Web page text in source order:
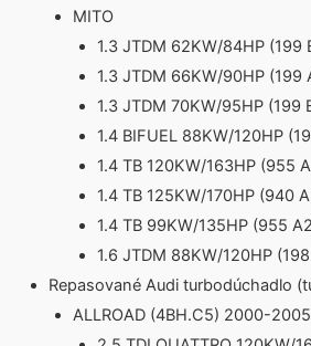
MITO
1.3 JTDM 62KW/84HP (199
1.3 JTDM 66KW/90HP (199
1.3 JTDM 70KW/95HP (199
1.4 BIFUEL 88KW/120HP
1.4 TB 120KW/163HP (955
1.4 TB 125KW/170HP (940
1.4 TB 99KW/135HP (955
1.6 JTDM 88KW/120HP
Repasované Audi turbodúchadlo
ALLROAD (4BH.C5) 2000-2005